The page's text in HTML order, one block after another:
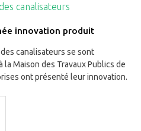
canalisateurs
innovation produit
canalisateurs se sont
Maison des Travaux Publics de
ont présenté leur innovation.